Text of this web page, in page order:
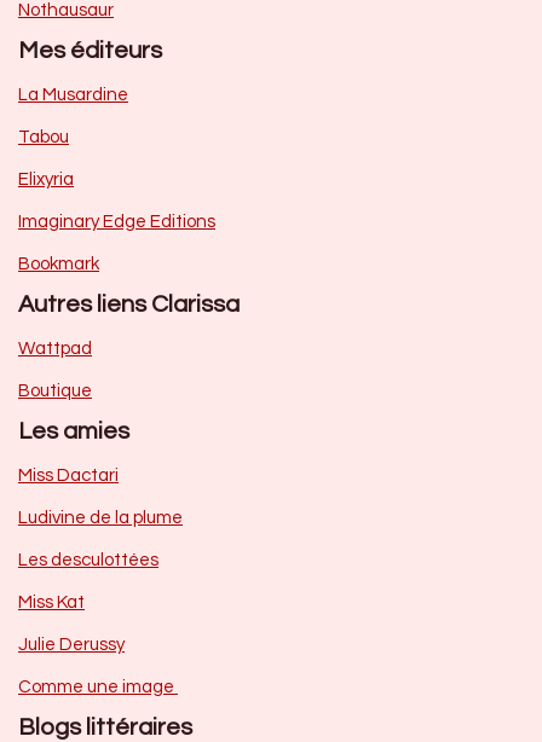
Nothausaur
Mes éditeurs
La Musardine
Tabou
Elixyria
Imaginary Edge Editions
Bookmark
Autres liens Clarissa
Wattpad
Boutique
Les amies
Miss Dactari
Ludivine de la plume
Les desculottées
Miss Kat
Julie Derussy
Comme une image
Blogs littéraires